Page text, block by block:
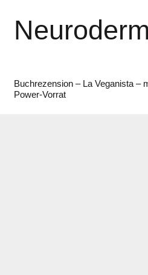
Buchrezension – La Veganista –
Power-Vorrat